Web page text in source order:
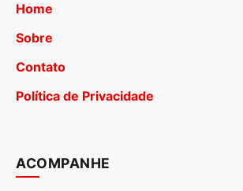
Home
Sobre
Contato
Política de Privacidade
ACOMPANHE